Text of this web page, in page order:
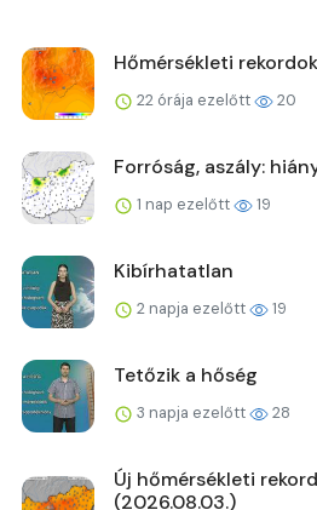
Hőmérsékleti
22 órája ezelőtt 20
Forróság, aszály:
1 nap ezelőtt 19
Kibírhatatlan
2 napja ezelőtt 19
Tetőzik a hőség
3 napja ezelőtt 28
Új hőmérsékleti
(2026.08.03.)